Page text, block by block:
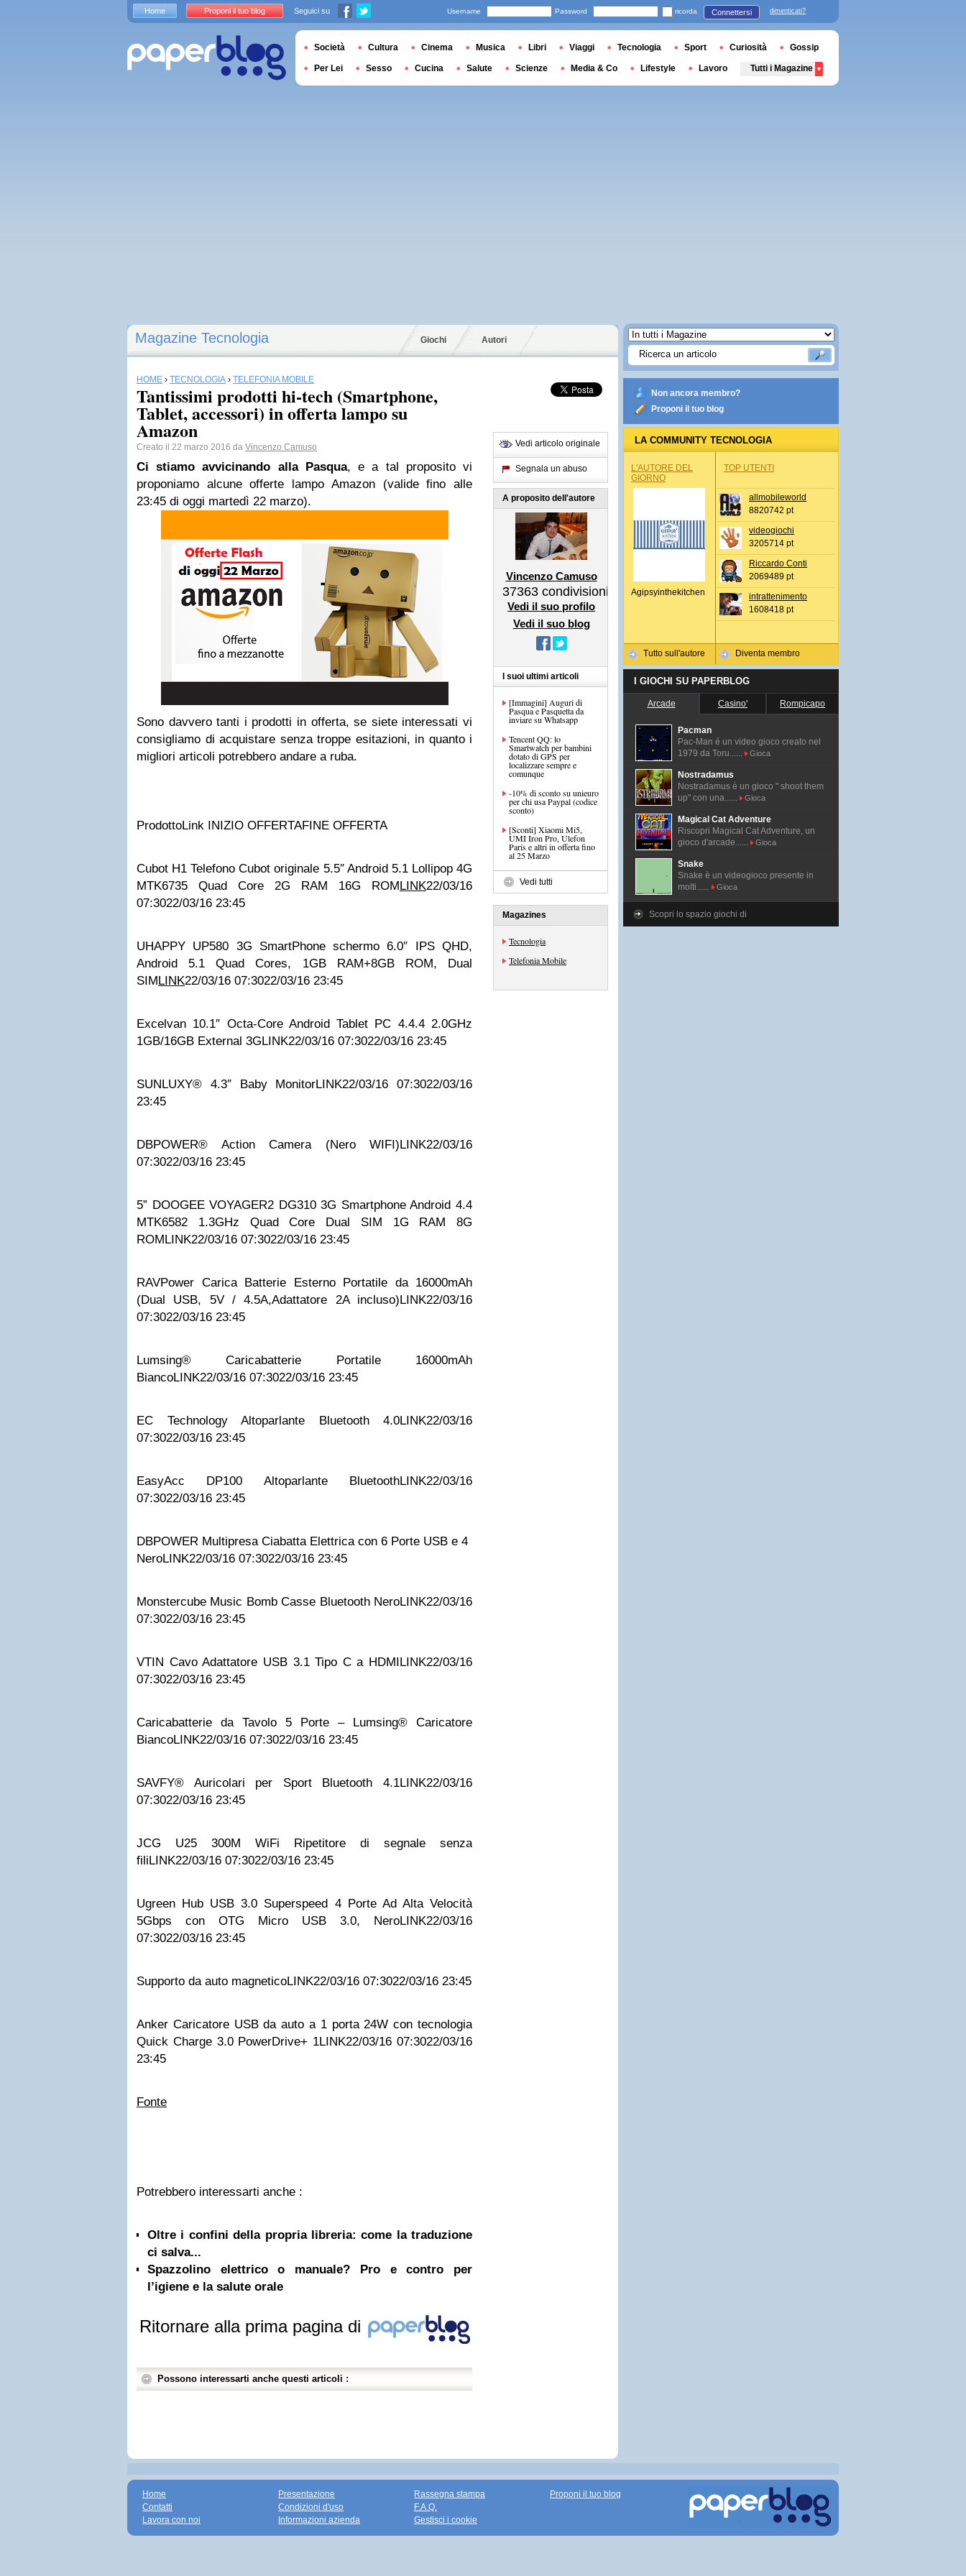
Magazine Tecnologia Giochi Autori
HOME › TECNOLOGIA › TELEFONIA MOBILE
Tantissimi prodotti hi-tech (Smartphone,
Tablet, accessori) in offerta lampo su
Amazon
Creato il 22 marzo 2016 da Vincenzo Camuso
Ci stiamo avvicinando alla Pasqua, e a tal proposito vi
proponiamo alcune offerte lampo Amazon (valide fino alle
23:45 di oggi martedì 22 marzo).
Sono davvero tanti i prodotti in offerta, se siete interessati vi
consigliamo di acquistare senza troppe esitazioni, in quanto i
migliori articoli potrebbero andare a ruba.
ProdottoLink INIZIO OFFERTAFINE OFFERTA
Cubot H1 Telefono Cubot originale 5.5″ Android 5.1 Lollipop 4G
MTK6735 Quad Core 2G RAM 16G ROMLINK22/03/16
07:3022/03/16 23:45
UHAPPY UP580 3G SmartPhone schermo 6.0″ IPS QHD,
Android 5.1 Quad Cores, 1GB RAM+8GB ROM, Dual
SIMLINK22/03/16 07:3022/03/16 23:45
Excelvan 10.1″ Octa-Core Android Tablet PC 4.4.4 2.0GHz
1GB/16GB External 3GLINK22/03/16 07:3022/03/16 23:45
SUNLUXY® 4.3″ Baby MonitorLINK22/03/16 07:3022/03/16
23:45
DBPOWER® Action Camera (Nero WIFI)LINK22/03/16
07:3022/03/16 23:45
5” DOOGEE VOYAGER2 DG310 3G Smartphone Android 4.4
MTK6582 1.3GHz Quad Core Dual SIM 1G RAM 8G
ROMLINK22/03/16 07:3022/03/16 23:45
RAVPower Carica Batterie Esterno Portatile da 16000mAh
(Dual USB, 5V / 4.5A,Adattatore 2A incluso)LINK22/03/16
07:3022/03/16 23:45
Lumsing® Caricabatterie Portatile 16000mAh
BiancoLINK22/03/16 07:3022/03/16 23:45
EC Technology Altoparlante Bluetooth 4.0LINK22/03/16
07:3022/03/16 23:45
EasyAcc DP100 Altoparlante BluetoothLINK22/03/16
07:3022/03/16 23:45
DBPOWER Multipresa Ciabatta Elettrica con 6 Porte USB e 4 prese-
NeroLINK22/03/16 07:3022/03/16 23:45
Monstercube Music Bomb Casse Bluetooth NeroLINK22/03/16
07:3022/03/16 23:45
VTIN Cavo Adattatore USB 3.1 Tipo C a HDMILINK22/03/16
07:3022/03/16 23:45
Caricabatterie da Tavolo 5 Porte – Lumsing® Caricatore
BiancoLINK22/03/16 07:3022/03/16 23:45
SAVFY® Auricolari per Sport Bluetooth 4.1LINK22/03/16
07:3022/03/16 23:45
JCG U25 300M WiFi Ripetitore di segnale senza
filiLINK22/03/16 07:3022/03/16 23:45
Ugreen Hub USB 3.0 Superspeed 4 Porte Ad Alta Velocità
5Gbps con OTG Micro USB 3.0, NeroLINK22/03/16
07:3022/03/16 23:45
Supporto da auto magneticoLINK22/03/16 07:3022/03/16 23:45
Anker Caricatore USB da auto a 1 porta 24W con tecnologia
Quick Charge 3.0 PowerDrive+ 1LINK22/03/16 07:3022/03/16
23:45
Fonte
Potrebbero interessarti anche :
Oltre i confini della propria libreria: come la traduzione
ci salva...
Spazzolino elettrico o manuale? Pro e contro per
l’igiene e la salute orale
Ritornare alla prima pagina di
Possono interessarti anche questi articoli :
Vedi articolo originale
Segnala un abuso
A proposito dell'autore
Vincenzo Camuso
37363 condivisioni
Vedi il suo profilo
Vedi il suo blog
I suoi ultimi articoli
[Immagini] Auguri di
Pasqua e Pasquetta da
inviare su Whatsapp
Tencent QQ: lo
Smartwatch per bambini
dotato di GPS per
localizzare sempre e
comunque
-10% di sconto su unieuro
per chi usa Paypal (codice
sconto)
[Sconti] Xiaomi Mi5,
UMI Iron Pro, Ulefon
Paris e altri in offerta fino
al 25 Marzo
Vedi tutti
Magazines
Tecnologia
Telefonia Mobile
Non ancora membro?
Proponi il tuo blog
LA COMMUNITY TECNOLOGIA
L'AUTORE DEL
GIORNO
Agipsyinthekitchen
Tutto sull'autore
TOP UTENTI
allmobileworld
8820742 pt
videogiochi
3205714 pt
Riccardo Conti
2069489 pt
intrattenimento
1608418 pt
Diventa membro
I GIOCHI SU PAPERBLOG
Arcade Casino' Rompicapo
Pacman
Pac-Man é un video gioco creato nel
1979 da Toru......
Gioca
Nostradamus
Nostradamus è un gioco " shoot them
up" con una......
Gioca
Magical Cat Adventure
Riscopri Magical Cat Adventure, un
gioco d'arcade......
Gioca
Snake
Snake è un videogioco presente in
molti......
Gioca
Scopri lo spazio giochi di
Home Proponi il tuo blog Seguici su Username Password ricorda Connettersi dimenticati?
Società Cultura Cinema Musica Libri Viaggi Tecnologia Sport Curiosità Gossip
Per Lei Sesso Cucina Salute Scienze Media & Co Lifestyle Lavoro Tutti i Magazine
Home
Contatti
Lavora con noi
Presentazione
Condizioni d'uso
Informazioni azienda
Rassegna stampa
F.A.Q.
Gestisci i cookie
Proponi il tuo blog